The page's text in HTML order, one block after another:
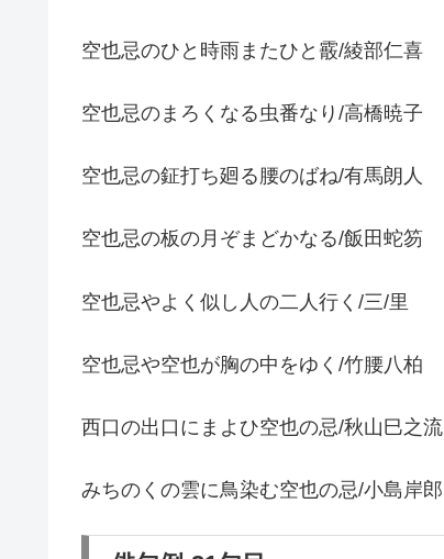
空也忌のひと時雨またひと霰/綾部仁喜
空也忌のまろくなる虫番なり/高橋暁子
空也忌の鉦打ち廻る腰のばね/有馬朗人
空也忌の板の月ぞまどかなる/飯田蛇笏
空也忌やよく似し人の二人行く/三/里
空也忌や空也が胸の中をゆく/竹腰八柏
西口の出口にまよひ空也の忌/秋山巳之流
みちのくの雲に鳥染む空也の忌/小島岸郎